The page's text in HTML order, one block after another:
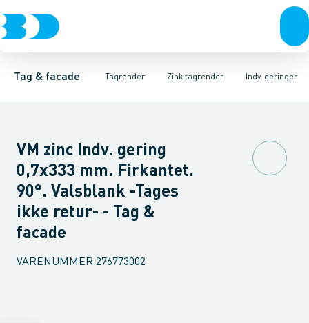
Tag & facade Tagrender
TagrenderPlader, coils & skifer Taginddækninger & taghætter
Zink tagrender
Zink tagrender Plast tagrender Stål tagrender Kobber
Indv. geringer
TagrenderNedløbsrørBøjninger 40gr.Bøjninger 60gr.
VM zinc Indv. gering
0,7x333 mm. Firkantet.
90°. Valsblank -Tages
ikke retur- - Tag &
facade
VARENUMMER 276773002